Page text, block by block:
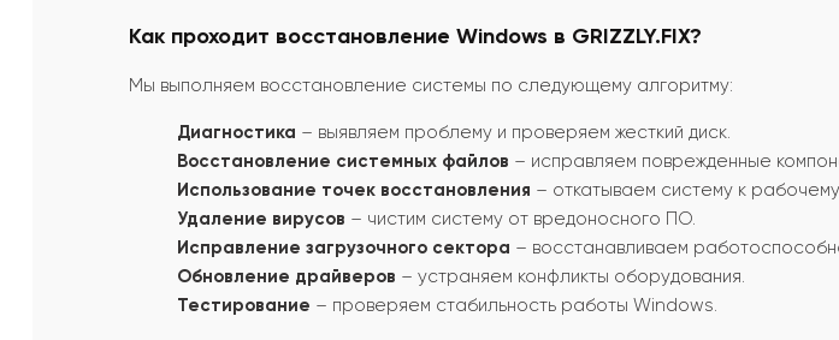
Как проходит восстановление Windows в GRIZZLY.FIX?
Мы выполняем восстановление системы по следующему алгоритму:
Диагностика – выявляем проблему и проверяем жесткий диск.
Восстановление системных файлов – исправляем поврежденные
Использование точек восстановления – откатываем систему к
Удаление вирусов – чистим систему от вредоносного ПО.
Исправление загрузочного сектора – восстанавливаем
Обновление драйверов – устраняем конфликты оборудования.
Тестирование – проверяем стабильность работы Windows.